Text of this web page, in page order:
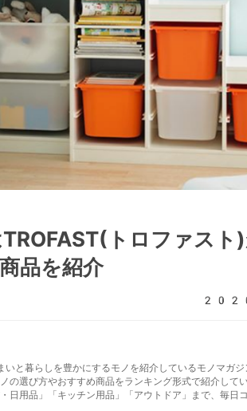
トロファスト
品を紹介
2020
と暮らしを豊かにするモノを紹介しているモノマガジ
の選び方やおすすめ商品をランキング形式で紹介して
日用品」「キッチン用品」「アウトドア」まで、毎日